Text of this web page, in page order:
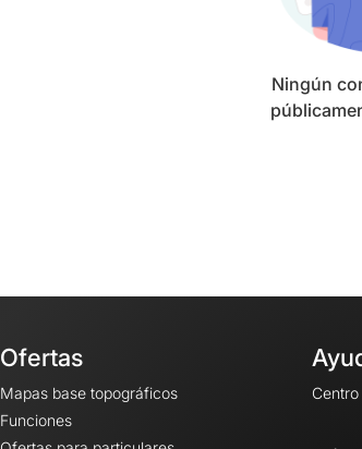
Ningún
Ofertas
Mapas base topográficos
Funciones